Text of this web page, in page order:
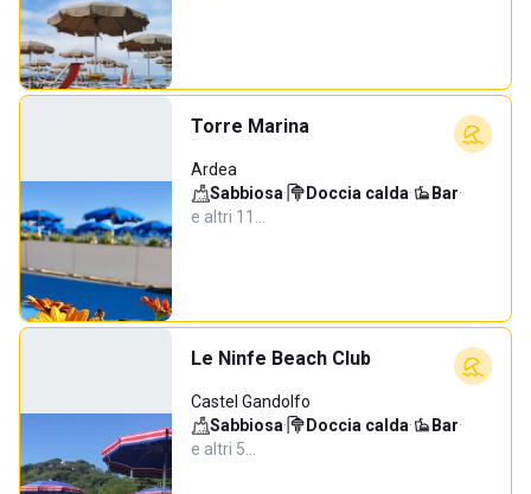
Torre Marina
Ardea
Sabbiosa· Doccia calda· Bar·
e altri 11…
Le Ninfe Beach Club
Castel Gandolfo
Sabbiosa· Doccia calda· Bar·
e altri 5…